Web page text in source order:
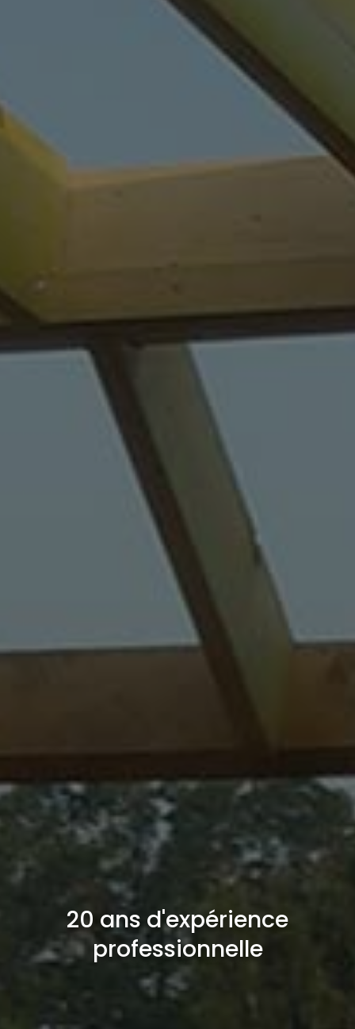
20 ans d'expérience
professionnelle